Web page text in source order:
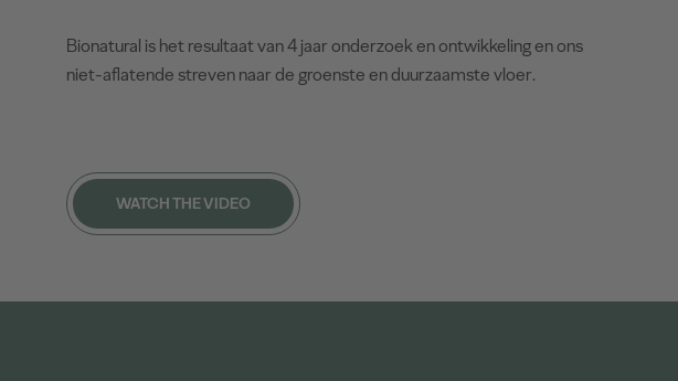
Bionatural is het resultaat van 4 jaar onderzoek en ontwikkeling en ons
niet-aflatende streven naar de groenste en duurzaamste vloer.
WATCH THE VIDEO